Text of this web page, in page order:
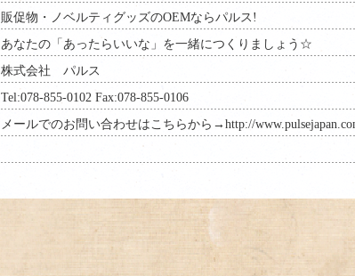
販促物・ノベルティグッズのOEMならパルス!
あなたの「あったらいいな」を一緒につくりましょう☆
株式会社 パルス
Tel:078-855-0102 Fax:078-855-0106
メールでのお問い合わせはこちらから→http://